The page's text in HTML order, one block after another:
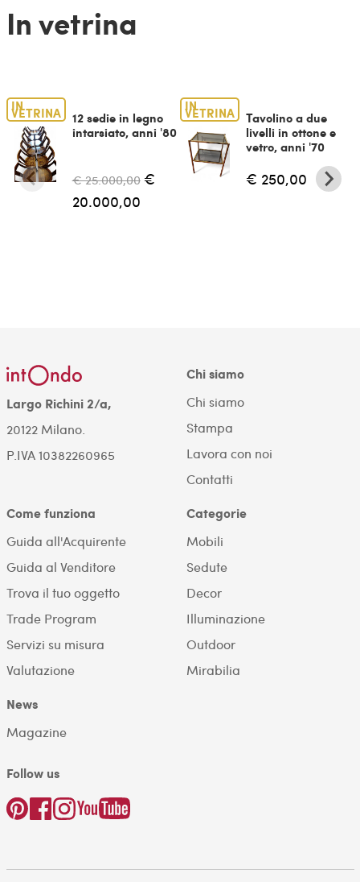
In vetrina
IN
VETRINA
12 sedie in legno
intarsiato, anni '80
€ 25.000,00 €
20.000,00
IN
VETRINA
Tavolino a due
livelli in ottone e
vetro, anni '70
€ 250,00
Largo Richini 2/a,
20122 Milano.
P.IVA 10382260965
Chi siamo
Chi siamo
Stampa
Lavora con noi
Contatti
Come funziona
Guida all'Acquirente
Guida al Venditore
Trova il tuo oggetto
Trade Program
Servizi su misura
Valutazione
Categorie
Mobili
Sedute
Decor
Illuminazione
Outdoor
Mirabilia
News
Magazine
Follow us